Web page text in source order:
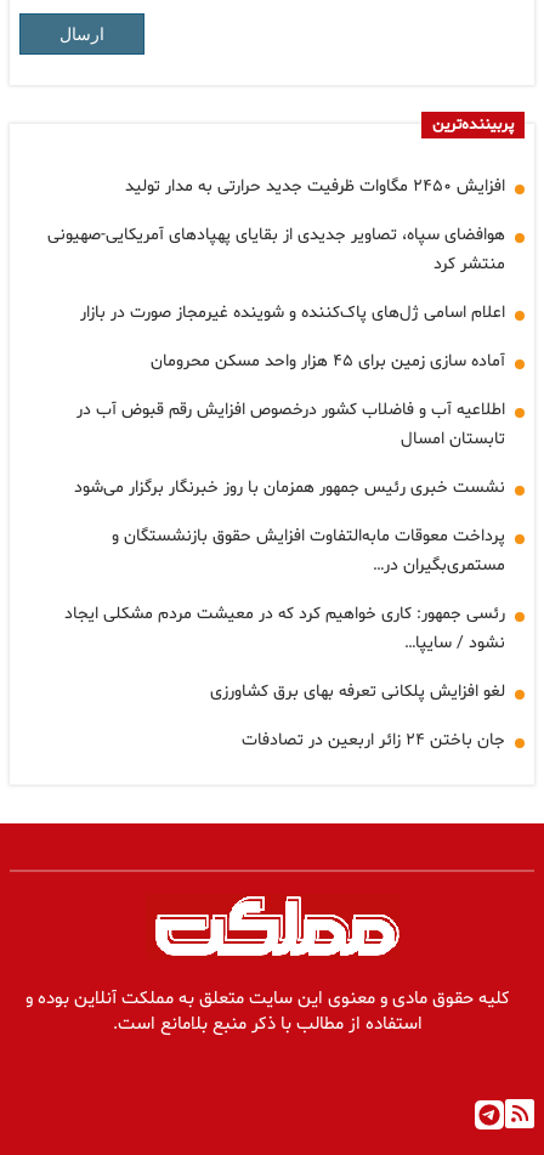
ارسال
پربیننده‌ترین
افزایش ۲۴۵۰ مگاوات ظرفیت جدید حرارتی به مدار تولید
هوافضای سپاه، تصاویر جدیدی از بقایای پهپادهای آمریکایی-صهیونی
منتشر کرد
اعلام اسامی ژل‌های پاک‌کننده و شوینده غیرمجاز صورت در بازار
آماده سازی زمین برای ۴۵ هزار واحد مسکن محرومان
اطلاعیه آب و فاضلاب کشور درخصوص افزایش رقم قبوض آب در
تابستان امسال
نشست خبری رئیس جمهور همزمان با روز خبرنگار برگزار می‌شود
پرداخت معوقات مابه‌التفاوت افزایش حقوق بازنشستگان و
مستمری‌بگیران در…
رئسی جمهور: کاری خواهیم کرد که در معیشت مردم مشکلی ایجاد
نشود / سایپا…
لغو افزایش پلکانی تعرفه بهای برق کشاورزی
جان باختن ۲۴ زائر اربعین در تصادفات
کلیه حقوق مادی و معنوی این سایت متعلق به مملکت آنلاین بوده و
استفاده از مطالب با ذکر منبع بلامانع است.